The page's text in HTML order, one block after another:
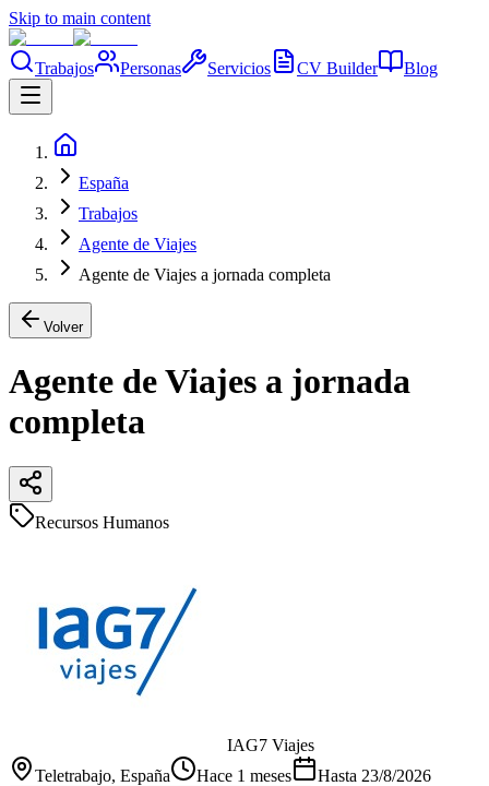
Skip to main content
Trabajos Personas Servicios CV Builder Blog
España
Trabajos
Agente de Viajes
Agente de Viajes a jornada completa
Volver
Agente de Viajes a jornada
completa
Recursos Humanos
IAG7 Viajes
Teletrabajo, España Hace 1 meses Hasta 23/8/2026